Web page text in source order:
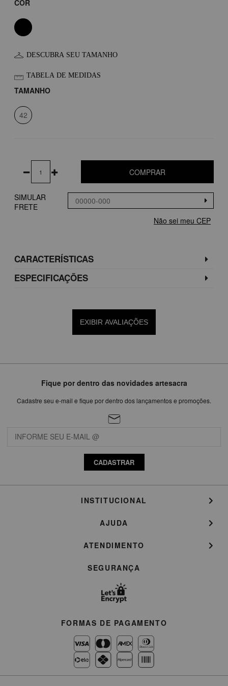
COR
DESCUBRA SEU TAMANHO
TABELA DE MEDIDAS
TAMANHO
42
COMPRAR
SIMULAR
FRETE
Não sei meu CEP
CARACTERÍSTICAS
ESPECIFICAÇÕES
EXIBIR AVALIAÇÕES
Fique por dentro das novidades artesacra
Cadastre seu e-mail e fique por dentro dos lançamentos e promoções.
CADASTRAR
INSTITUCIONAL
AJUDA
ATENDIMENTO
SEGURANÇA
FORMAS DE PAGAMENTO